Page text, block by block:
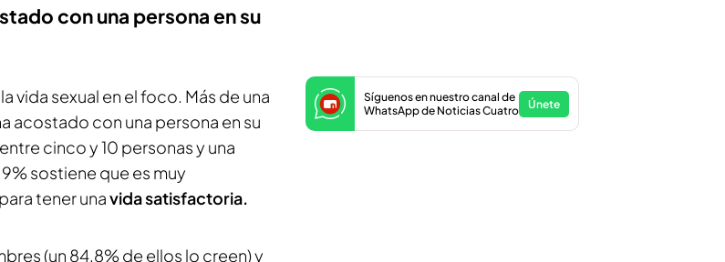
con una persona en su
vida sexual en el foco. Más de una
acostado con una persona en su
cinco y 10 personas y una
sostiene que es muy
para tener unavida satisfactoria.
(un 84,8% de ellos lo creen) y
Síguenos en nuestro canal de
WhatsApp de Noticias Cuatro
Únete